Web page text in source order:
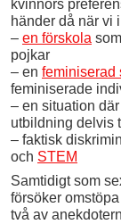
kvinnors
händer då när vi
– en förskola
pojkar
– en feminiserad
feminiserade
– en situation
utbildning delvis
– faktisk
och STEM
Samtidigt som
försöker
två av